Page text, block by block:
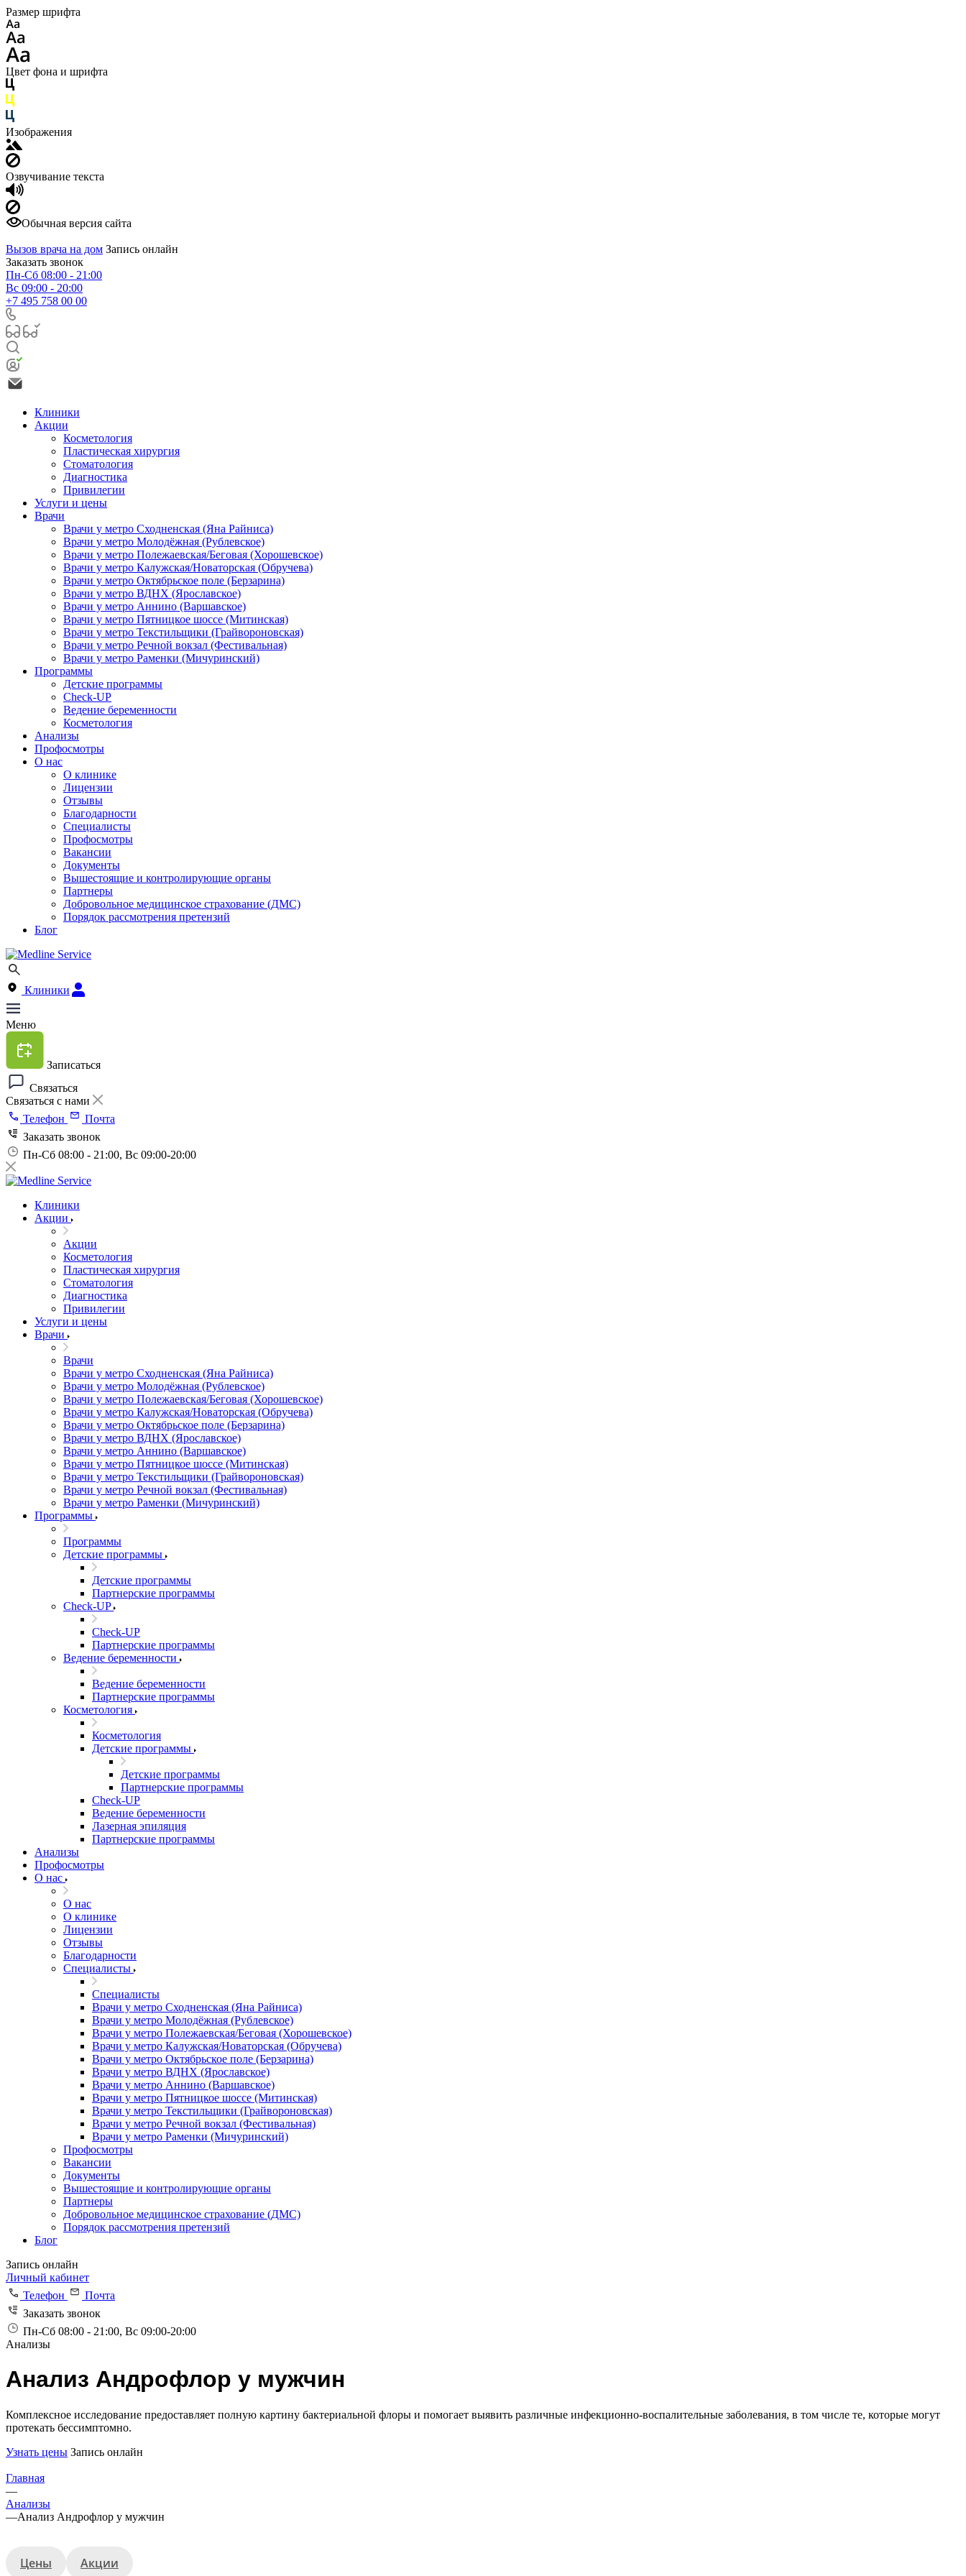
Размер шрифта
Цвет фона и шрифта
Изображения
Озвучивание текста
Обычная версия сайта
Вызов врача на дом Запись онлайн
Заказать звонок
Пн-Сб 08:00 - 21:00
Вс 09:00 - 20:00
+7 495 758 00 00
Клиники
Акции
Косметология
Пластическая хирургия
Стоматология
Диагностика
Привилегии
Услуги и цены
Врачи
Врачи у метро Сходненская (Яна Райниса)
Врачи у метро Молодёжная (Рублевское)
Врачи у метро Полежаевская/Беговая (Хорошевское)
Врачи у метро Калужская/Новаторская (Обручева)
Врачи у метро Октябрьское поле (Берзарина)
Врачи у метро ВДНХ (Ярославское)
Врачи у метро Аннино (Варшавское)
Врачи у метро Пятницкое шоссе (Митинская)
Врачи у метро Текстильщики (Грайвороновская)
Врачи у метро Речной вокзал (Фестивальная)
Врачи у метро Раменки (Мичуринский)
Программы
Детские программы
Check-UP
Ведение беременности
Косметология
Анализы
Профосмотры
О нас
О клинике
Лицензии
Отзывы
Благодарности
Специалисты
Профосмотры
Вакансии
Документы
Вышестоящие и контролирующие органы
Партнеры
Добровольное медицинское страхование (ДМС)
Порядок рассмотрения претензий
Блог
Клиники
Меню
Записаться
Связаться
Связаться с нами
Телефон
Почта
Заказать звонок
Пн-Сб 08:00 - 21:00, Вс 09:00-20:00
Клиники
Акции
Акции
Косметология
Пластическая хирургия
Стоматология
Диагностика
Привилегии
Услуги и цены
Врачи
Врачи
Врачи у метро Сходненская (Яна Райниса)
Врачи у метро Молодёжная (Рублевское)
Врачи у метро Полежаевская/Беговая (Хорошевское)
Врачи у метро Калужская/Новаторская (Обручева)
Врачи у метро Октябрьское поле (Берзарина)
Врачи у метро ВДНХ (Ярославское)
Врачи у метро Аннино (Варшавское)
Врачи у метро Пятницкое шоссе (Митинская)
Врачи у метро Текстильщики (Грайвороновская)
Врачи у метро Речной вокзал (Фестивальная)
Врачи у метро Раменки (Мичуринский)
Программы
Программы
Детские программы
Детские программы
Партнерские программы
Check-UP
Check-UP
Партнерские программы
Ведение беременности
Ведение беременности
Партнерские программы
Косметология
Косметология
Детские программы
Детские программы
Партнерские программы
Check-UP
Ведение беременности
Лазерная эпиляция
Партнерские программы
Анализы
Профосмотры
О нас
О нас
О клинике
Лицензии
Отзывы
Благодарности
Специалисты
Специалисты
Врачи у метро Сходненская (Яна Райниса)
Врачи у метро Молодёжная (Рублевское)
Врачи у метро Полежаевская/Беговая (Хорошевское)
Врачи у метро Калужская/Новаторская (Обручева)
Врачи у метро Октябрьское поле (Берзарина)
Врачи у метро ВДНХ (Ярославское)
Врачи у метро Аннино (Варшавское)
Врачи у метро Пятницкое шоссе (Митинская)
Врачи у метро Текстильщики (Грайвороновская)
Врачи у метро Речной вокзал (Фестивальная)
Врачи у метро Раменки (Мичуринский)
Профосмотры
Вакансии
Документы
Вышестоящие и контролирующие органы
Партнеры
Добровольное медицинское страхование (ДМС)
Порядок рассмотрения претензий
Блог
Запись онлайн
Личный кабинет
Телефон
Почта
Заказать звонок
Пн-Сб 08:00 - 21:00, Вс 09:00-20:00
Анализы
Анализ Андрофлор у мужчин
Комплексное исследование предоставляет полную картину бактериальной флоры и помогает выявить различные инфекционно-воспалительные заболевания, в том числе те, которые могут
протекать бессимптомно.
Узнать цены Запись онлайн
Главная
—
Анализы
—Анализ Андрофлор у мужчин
Цены Акции